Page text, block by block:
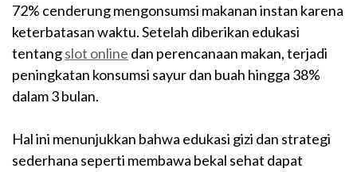
72% cenderung mengonsumsi makanan instan karena
keterbatasan waktu. Setelah diberikan edukasi
tentangslot online dan perencanaan makan, terjadi
peningkatan konsumsi sayur dan buah hingga 38%
dalam 3 bulan.
Hal ini menunjukkan bahwa edukasi gizi dan strategi
sederhana seperti membawa bekal sehat dapat